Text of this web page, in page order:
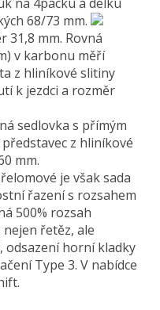
68/73 mm.
31,8 mm. Rovná
v karbonu měří
z hliníkové slitiny
k jezdci a rozměr
sedlovka s přímým
z hliníkové
mm.
je však sada
řazení s rozsahem
500% rozsah
řetěz, ale
odsazení horní kladky
Type 3. V nabídce